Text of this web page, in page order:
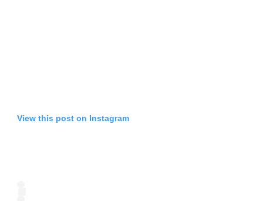
View this post on Instagram